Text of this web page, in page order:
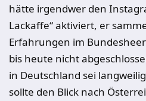
hätte irgendwer den
Lackaffe“ aktiviert, er
Erfahrungen im
bis heute nicht
in Deutschland sei
sollte den Blick nach